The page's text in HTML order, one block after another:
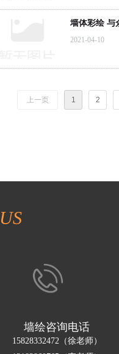
墙体彩绘 与
2021-04-10
上一页 1 2
US
墙绘咨询电话
15828332472（徐老师）